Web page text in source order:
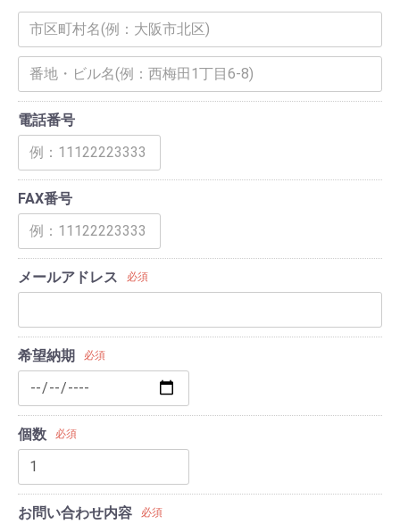
電話番号
FAX番号
メールアドレス 必須
希望納期 必須
個数 必須
お問い合わせ内容 必須